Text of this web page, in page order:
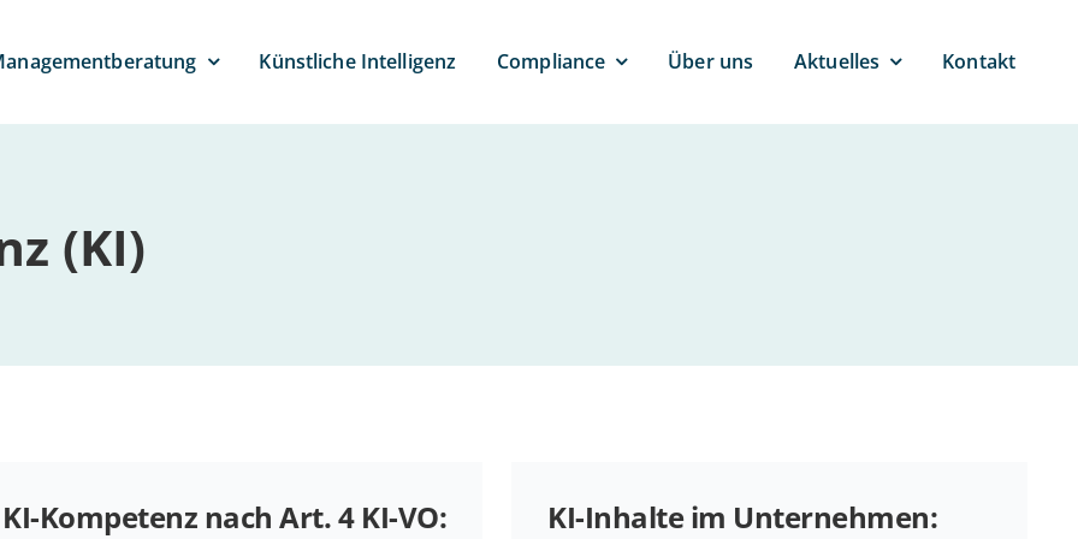
Künst­li­che Intelligenz Com­pli­ance Über uns Ak­tu­el­les Kontakt
(KI)
KI-Kom­­pe­­tenz nach Art. 4 KI-VO:
KI-Inhalte im Un­ter­neh­men: